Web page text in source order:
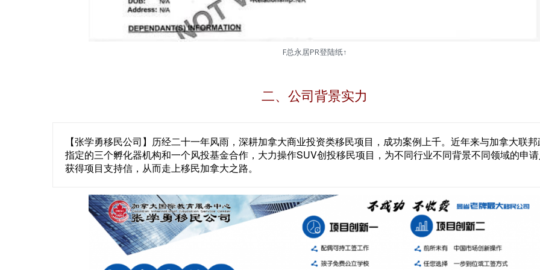
F总永居PR登陆纸↑
二、公司背景实力
【张学勇移民公司】历经二十一年风雨，深耕加拿大商业投资类移民项目，成功案例上千。近年来与加拿大联
指定的三个孵化器机构和一个风投基金合作，大力操作SUV创投移民项目，为不同行业不同背景不同领域的申请
获得项目支持信，从而走上移民加拿大之路。